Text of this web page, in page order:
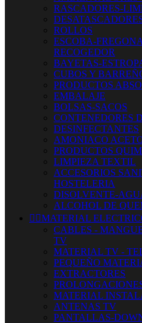
RASCADORES-
ROLLOS
ESCOBA-
RECOGEDOR
BAYETAS-
CUBOS Y
PRODUCTOS
EMBALAJE
BOLSAS-SACOS
CONTENEDORES
DESINFECTANTES
AMONIACO
PRODUCTOS
LIMPIEZA TEXTIL
ACCESORIOS
HOSTELERIA
DISOLVENTE-
ALCOHOL DE
 MATERIAL
CABLES -
TV
MATERIAL TV -
PEQUEÑO
EXTRACTORES
MATERIAL
ANTENAS TV
PANTALLAS-